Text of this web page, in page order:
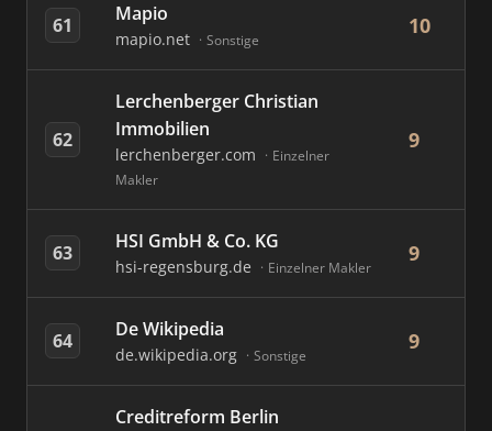
61 Mapio
mapio.net Sonstige
10
62
Lerchenberger Christian
Immobilien
lerchenberger.com
Einzelner
Makler
9
63 HSI GmbH & Co. KG
hsi-regensburg.de Einzelner Makler
9
64 De Wikipedia
de.wikipedia.org Sonstige
9
Creditreform Berlin